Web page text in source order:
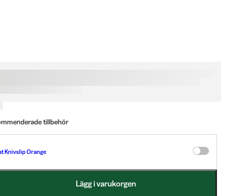
tillbehör
Knivslip Orange
Lägg i varukorgen